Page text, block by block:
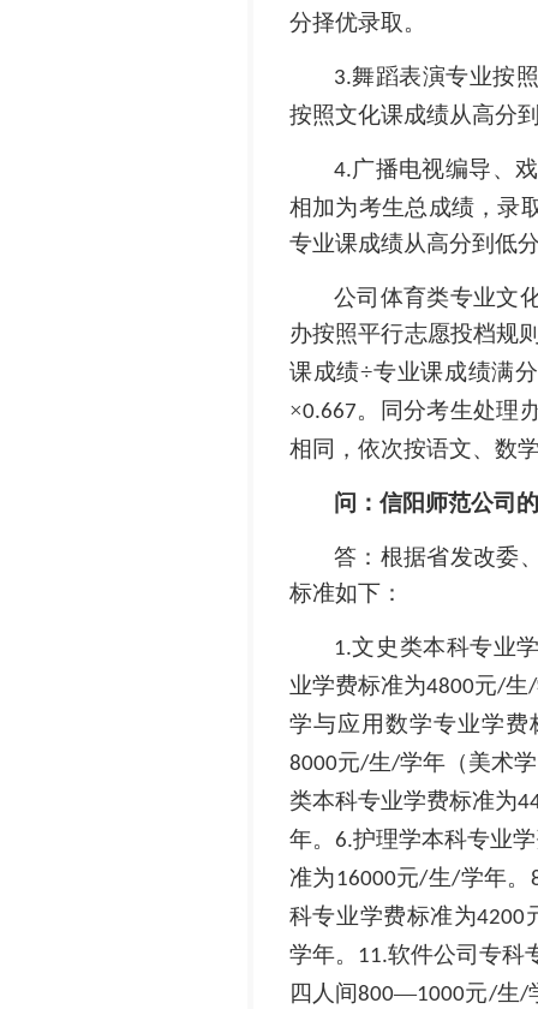
分择优录取。
3.舞蹈表演专业按
按照文化课成绩从高分
4.广播电视编导、
相加为考生总成绩，录
专业课成绩从高分到低
公司体育类专业文
办按照平行志愿投档规
课成绩÷专业课成绩满
×0.667。同分考生处理
相同，依次按语文、数
问：信阳师范公司
答：根据省发改委
标准如下：
1.文史类本科专业
业学费标准为4800元/生/
学与应用数学专业学费
8000元/生/学年（美术
类本科专业学费标准为
年。 6.护理学本科专业
准为16000元/生/学年。
科专业学费标准为4200
学年。
11.软件公司专科
四人间800—1000元/生/